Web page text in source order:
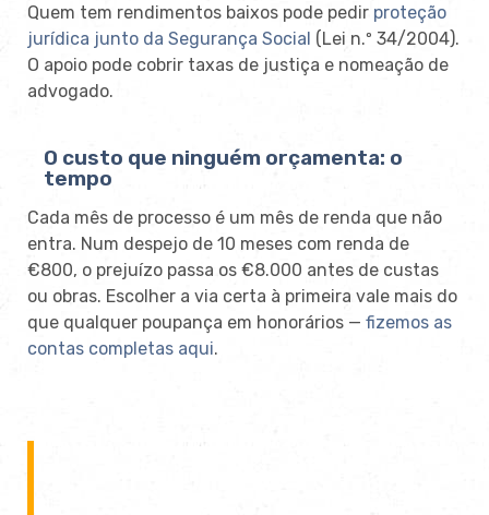
Quem tem rendimentos baixos pode pedir proteção
jurídica junto da Segurança Social (Lei n.º 34/2004).
O apoio pode cobrir taxas de justiça e nomeação de
advogado.
O custo que ninguém orçamenta: o
tempo
Cada mês de processo é um mês de renda que não
entra. Num despejo de 10 meses com renda de
€800, o prejuízo passa os €8.000 antes de custas
ou obras. Escolher a via certa à primeira vale mais do
que qualquer poupança em honorários — fizemos as
contas completas aqui.